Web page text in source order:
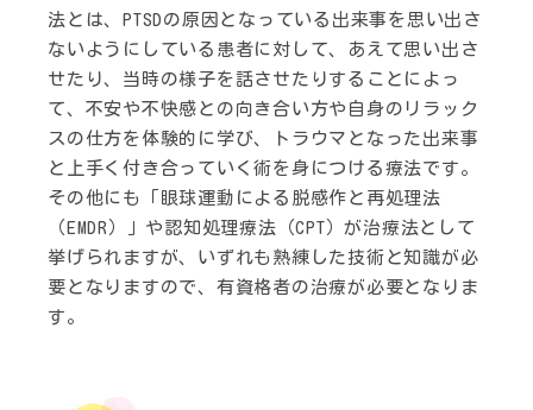
法とは、PTSDの原因となっている出来事を思い出さ
ないようにしている患者に対して、あえて思い出さ
せたり、当時の様子を話させたりすることによっ
て、不安や不快感との向き合い方や自身のリラック
スの仕方を体験的に学び、トラウマとなった出来事
と上手く付き合っていく術を身につける療法です。
その他にも「眼球運動による脱感作と再処理法
（EMDR）」や認知処理療法（CPT）が治療法として
挙げられますが、いずれも熟練した技術と知識が必
要となりますので、有資格者の治療が必要となりま
す。